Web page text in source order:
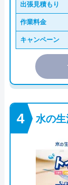
出張見積もり
作業料金
キャンペーン
水の